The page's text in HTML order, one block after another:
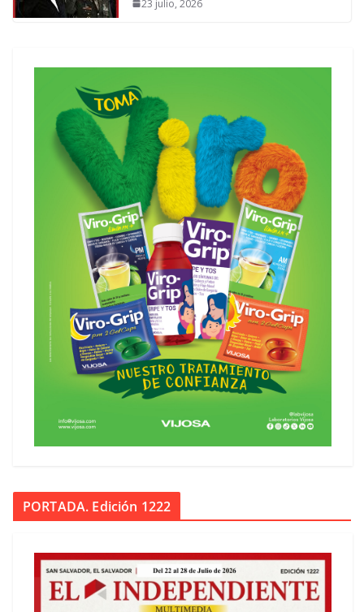
23 julio, 2026
PORTADA. Edición 1222